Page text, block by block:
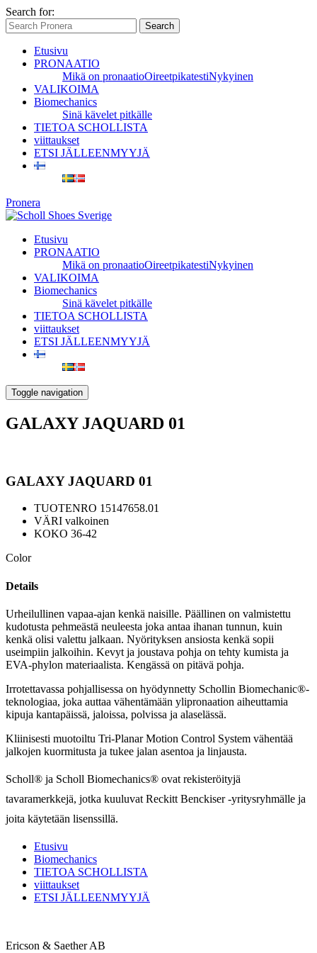
Search for:
Search
Etusivu
PRONAATIO
Mikä on pronaatioOireetpikatestiNykyinen
VALIKOIMA
Biomechanics
Sinä kävelet pitkälle
TIETOA SCHOLLISTA
viittaukset
ETSI JÄLLEENMYYJÄ
Pronera
Etusivu
PRONAATIO
Mikä on pronaatioOireetpikatestiNykyinen
VALIKOIMA
Biomechanics
Sinä kävelet pitkälle
TIETOA SCHOLLISTA
viittaukset
ETSI JÄLLEENMYYJÄ
Toggle navigation
GALAXY JAQUARD 01
GALAXY JAQUARD 01
TUOTENRO 15147658.01
VÄRI valkoinen
KOKO 36-42
Color
Details
Urheilullinen vapaa-ajan kenkä naisille. Päällinen on valmistettu
kudotusta pehmeästä neuleesta joka antaa ihanan tunnun, kuin
kenkä olisi valettu jalkaan. Nyörityksen ansiosta kenkä sopii
useimpiin jalkoihin. Kevyt ja joustava pohja on tehty kumista ja
EVA-phylon materiaalista. Kengässä on pitävä pohja.
Irrotettavassa pohjallisessa on hyödynnetty Schollin Biomechanic®-
teknologiaa, joka auttaa vähentämään ylipronaation aiheuttamia
kipuja kantapäissä, jaloissa, polvissa ja alaselässä.
Kliinisesti muotoiltu Tri-Planar Motion Control System vähentää
jalkojen kuormitusta ja tukee jalan asentoa ja linjausta.
Scholl® ja Scholl Biomechanics® ovat rekisteröityjä
tavaramerkkejä, jotka kuuluvat Reckitt Benckiser -yritysryhmälle ja
joita käytetään lisenssillä.
Etusivu
Biomechanics
TIETOA SCHOLLISTA
viittaukset
ETSI JÄLLEENMYYJÄ
Ericson & Saether AB